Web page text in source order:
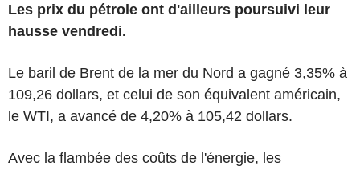
Les prix du pétrole ont d'ailleurs poursuivi leur
hausse vendredi.
Le baril de Brent de la mer du Nord a gagné 3,35% à
109,26 dollars, et celui de son équivalent américain,
le WTI, a avancé de 4,20% à 105,42 dollars.
Avec la flambée des coûts de l'énergie, les